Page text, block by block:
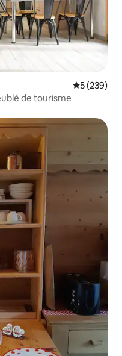
საშუალო
5 (239)
de tourisme